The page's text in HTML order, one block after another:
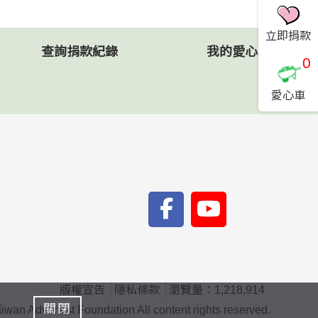
查詢捐款紀錄 我的愛心車
版權宣告 隱私條款
瀏覽量：1,218,914
Adventist Foundation All content rights reserved.
立即捐款
0
愛心車
關閉